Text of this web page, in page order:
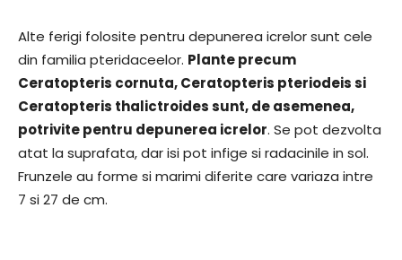
Alte ferigi folosite pentru depunerea icrelor sunt cele
din familia pteridaceelor. Plante precum
Ceratopteris cornuta, Ceratopteris pteriodeis si
Ceratopteris thalictroides sunt, de asemenea,
potrivite pentru depunerea icrelor. Se pot dezvolta
atat la suprafata, dar isi pot infige si radacinile in sol.
Frunzele au forme si marimi diferite care variaza intre
7 si 27 de cm.